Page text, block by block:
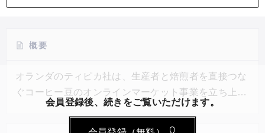
概要
オランダのティピカ社は、生産者と焙煎者を直接つな
ぐコーヒー豆のオンラインマーケット事業を立ち上げ
た。生産地に直接足を運んで生産者とコミュニケーシ
会員登録後、続きをご覧いただけます。